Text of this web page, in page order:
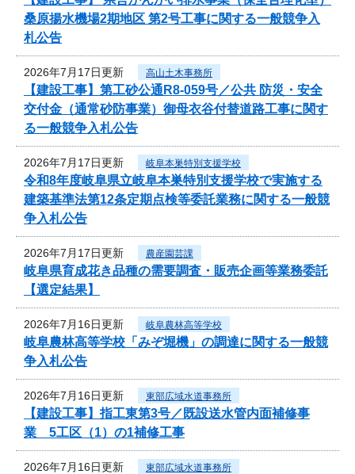
桑原揚水機場2期地区 第2号工事に関する一般競争入
札公告
2026年7月17日更新 高山土木事務所
【建設工事】第工砂公通R8-059号／公共 防災・安全
交付金（通常砂防事業）御母衣谷付替道路工事に関す
る一般競争入札公告
2026年7月17日更新 岐阜本巣特別支援学校
令和8年度岐阜県立岐阜本巣特別支援学校で実施する
建築基準法第12条定期点検等委託業務に関する一般競
争入札公告
2026年7月17日更新 農産園芸課
岐阜県育成花き品種の需要調査・販売企画等業務委託
【選定結果】
2026年7月16日更新 岐阜農林高等学校
岐阜農林高等学校「みぞ堀機」の調達に関する一般競
争入札公告
2026年7月16日更新 東部広域水道事務所
【建設工事】指工東第3号／既設送水管内面補修事
業 5工区（1）の1補修工事
2026年7月16日更新 東部広域水道事務所